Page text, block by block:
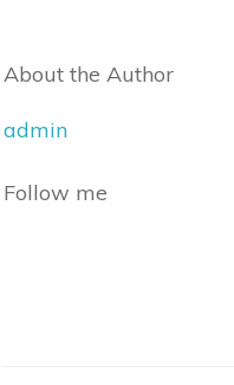
About the Author
admin
Follow me